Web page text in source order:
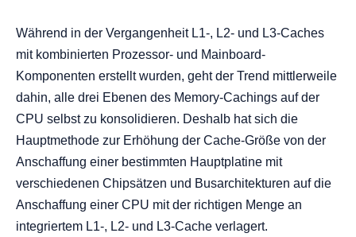
Während in der Vergangenheit L1-, L2- und L3-Caches
mit kombinierten Prozessor- und Mainboard-
Komponenten erstellt wurden, geht der Trend mittlerweile
dahin, alle drei Ebenen des Memory-Cachings auf der
CPU selbst zu konsolidieren. Deshalb hat sich die
Hauptmethode zur Erhöhung der Cache-Größe von der
Anschaffung einer bestimmten Hauptplatine mit
verschiedenen Chipsätzen und Busarchitekturen auf die
Anschaffung einer CPU mit der richtigen Menge an
integriertem L1-, L2- und L3-Cache verlagert.